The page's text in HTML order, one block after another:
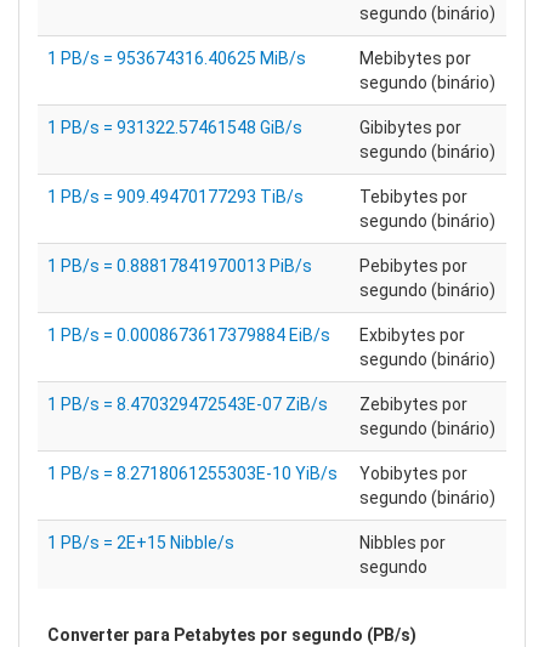
segundo (binário)
1 PB/s = 953674316.40625 MiB/s
Mebibytes por
segundo (binário)
1 PB/s = 931322.57461548 GiB/s
Gibibytes por
segundo (binário)
1 PB/s = 909.49470177293 TiB/s
Tebibytes por
segundo (binário)
1 PB/s = 0.88817841970013 PiB/s
Pebibytes por
segundo (binário)
1 PB/s = 0.0008673617379884 EiB/s
Exbibytes por
segundo (binário)
1 PB/s = 8.470329472543E-07 ZiB/s
Zebibytes por
segundo (binário)
1 PB/s = 8.2718061255303E-10 YiB/s
Yobibytes por
segundo (binário)
1 PB/s = 2E+15 Nibble/s
Nibbles por
segundo
Converter para Petabytes por segundo (PB/s)